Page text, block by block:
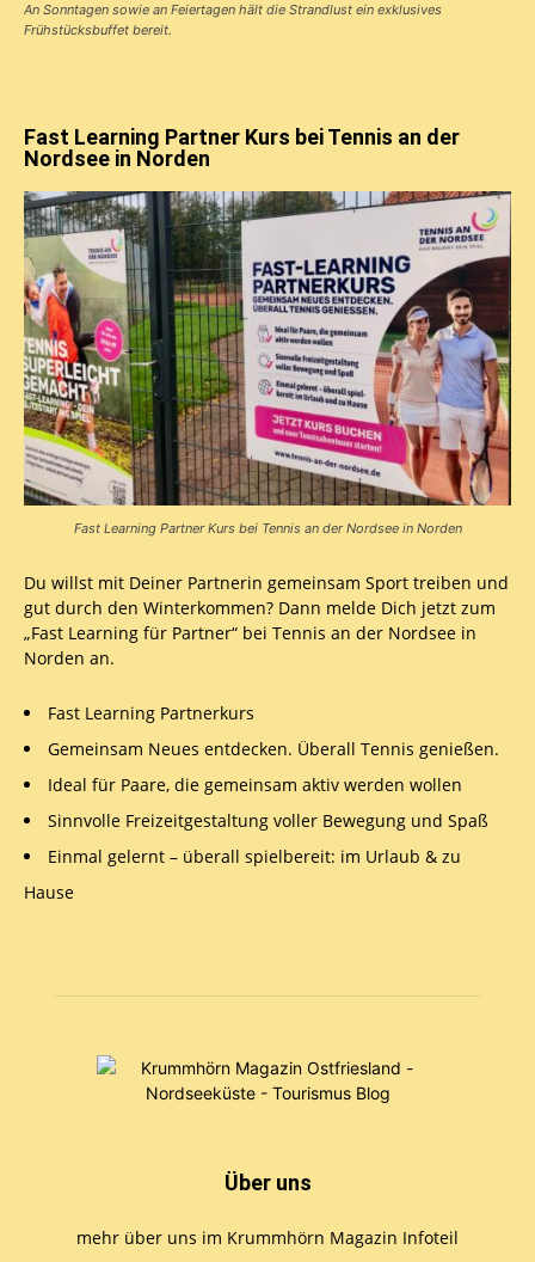
An Sonntagen sowie an Feiertagen hält die Strandlust ein exklusives
Frühstücks­buffet bereit.
Fast Learning Partner Kurs bei Tennis an der
Nordsee in Norden
Fast Learning Partner Kurs bei Tennis an der Nordsee in Norden
Du willst mit Deiner Partnerin gemeinsam Sport treiben und
gut durch den Winterkommen? Dann melde Dich jetzt zum
„Fast Learning für Partner“ bei Tennis an der Nordsee in
Norden an.
Fast Learning Partnerkurs
Gemeinsam Neues entdecken. Überall Tennis genießen.
Ideal für Paare, die gemeinsam aktiv werden wollen
Sinnvolle Freizeitgestaltung voller Bewegung und Spaß
Einmal gelernt – überall spielbereit: im Urlaub & zu
Hause
Über uns
mehr über uns im Krummhörn Magazin Infoteil